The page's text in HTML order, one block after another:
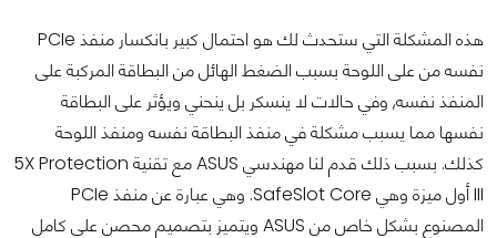
هذه المشكلة التي ستحدث لك هو احتمال كبير بانكسار منفذ PCIe
نفسه من على اللوحة بسبب الضغط الهائل من البطاقة المركبة على
المنفذ نفسه, وفي حالات لا ينسكر بل ينحني ويؤثر على البطاقة
نفسها مما يسبب مشكلة في منفذ البطاقة نفسه ومنفذ اللوحة
كذلك. بسبب ذلك قدم لنا مهندسي ASUS مع تقنية 5X Protection
III أول ميزة وهي SafeSlot Core. وهي عبارة عن منفذ PCIe
المصنوع بشكل خاص من ASUS ويتميز بتصميم محصن على كامل